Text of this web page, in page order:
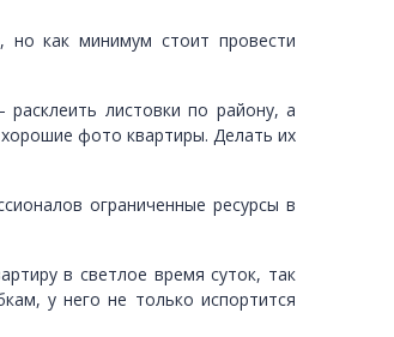
но как минимум стоит провести
листовки по району, а
фото квартиры. Делать их
ограниченные ресурсы в
в светлое время суток, так
у него не только испортится